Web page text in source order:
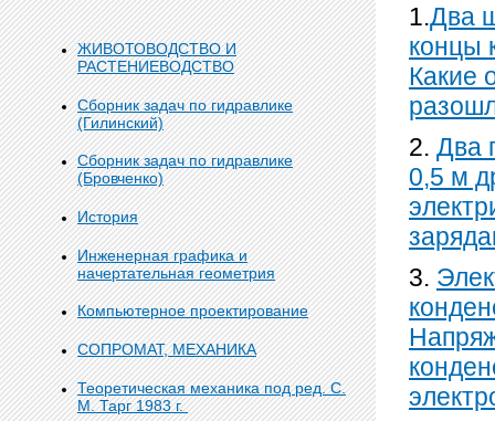
ЖИВОТОВОДСТВО И
РАСТЕНИЕВОДСТВО
Сборник задач по гидравлике
(Гилинский)
Сборник задач по гидравлике
(Бровченко)
История
Инженерная графика и
начертательная геометрия
Компьютерное проектирование
СОПРОМАТ, МЕХАНИКА
Теоретическая механика под ред. С.
М. Тарг 1983 г.
1.Два
концы
Какие
2. Два
0,5 м
3.